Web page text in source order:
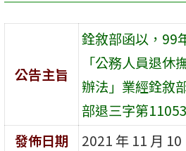
公告主旨
銓敘部函以，99
「公務人員退休
辦法」業經銓敘
部退三字第
發佈日期
2021 年 11 月 10